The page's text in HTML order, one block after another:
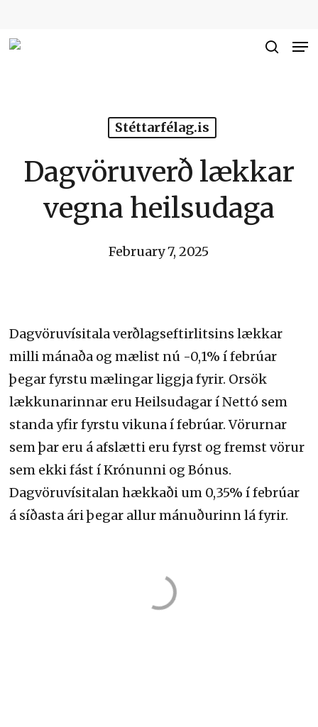
Stéttarfélag.is
Dagvöruverð lækkar
vegna heilsudaga
February 7, 2025
Dagvöruvísitala verðlagseftirlitsins lækkar
milli mánaða og mælist nú -0,1% í febrúar
þegar fyrstu mælingar liggja fyrir. Orsök
lækkunarinnar eru Heilsudagar í Nettó sem
standa yfir fyrstu vikuna í febrúar. Vörurnar
sem þar eru á afslætti eru fyrst og fremst vörur
sem ekki fást í Krónunni og Bónus.
Dagvöruvísitalan hækkaði um 0,35% í febrúar
á síðasta ári þegar allur mánuðurinn lá fyrir.
Close